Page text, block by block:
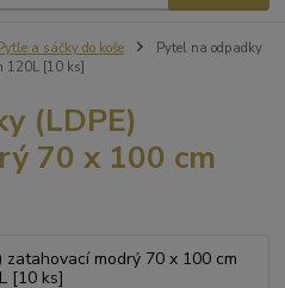
a sáčky do koše
Pytel na odpadky
120L [10 ks]
(LDPE)
70 x 100 cm